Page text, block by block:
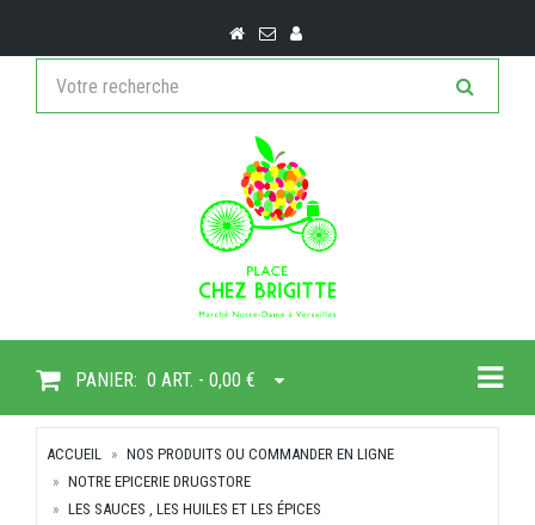
PANIER: 0 ART. - 0,00 €
ACCUEIL
NOS PRODUITS OU COMMANDER EN LIGNE
NOTRE EPICERIE DRUGSTORE
LES SAUCES , LES HUILES ET LES ÉPICES